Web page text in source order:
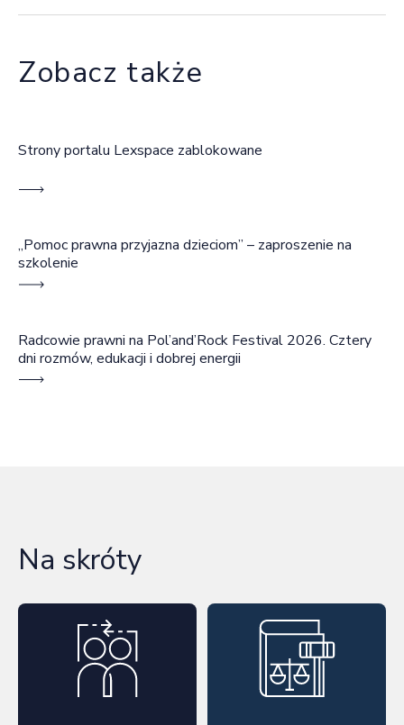
Zobacz także
Strony portalu Lexspace zablokowane
„Pomoc prawna przyjazna dzieciom” – zaproszenie na
szkolenie
Radcowie prawni na Pol’and’Rock Festival 2026. Cztery
dni rozmów, edukacji i dobrej energii
Na skróty